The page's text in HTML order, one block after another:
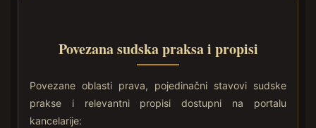
Povezana sudska praksa i propisi
Povezane oblasti prava, pojedinačni stavovi sudske
prakse i relevantni propisi dostupni na portalu
kancelarije: